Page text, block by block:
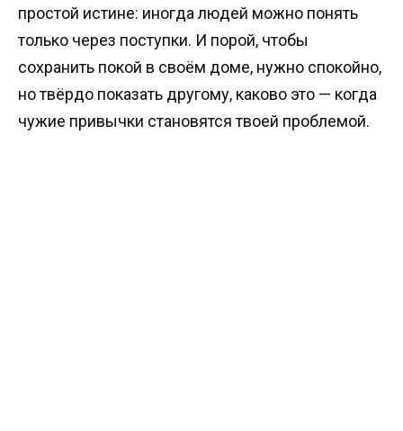
простой истине: иногда людей можно понять
только через поступки. И порой, чтобы
сохранить покой в своём доме, нужно спокойно,
но твёрдо показать другому, каково это — когда
чужие привычки становятся твоей проблемой.